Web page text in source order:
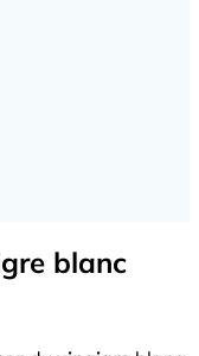
blanc